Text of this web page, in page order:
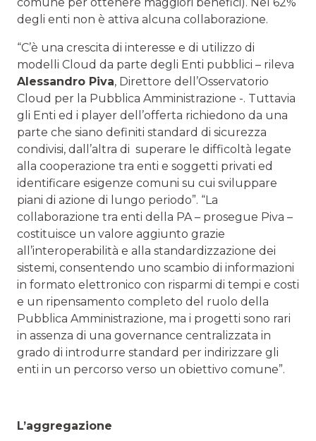
degli enti non è attiva alcuna collaborazione.
“C’è una crescita di interesse e di utilizzo di
modelli Cloud da parte degli Enti pubblici – rileva
Alessandro Piva, Direttore dell’Osservatorio
Cloud per la Pubblica Amministrazione -. Tuttavia
gli Enti ed i player dell’offerta richiedono da una
parte che siano definiti standard di sicurezza
condivisi, dall’altra di superare le difficoltà legate
alla cooperazione tra enti e soggetti privati ed
identificare esigenze comuni su cui sviluppare
piani di azione di lungo periodo”. “La
collaborazione tra enti della PA – prosegue Piva –
costituisce un valore aggiunto grazie
all’interoperabilità e alla standardizzazione dei
sistemi, consentendo uno scambio di informazioni
in formato elettronico con risparmi di tempi e costi
e un ripensamento completo del ruolo della
Pubblica Amministrazione, ma i progetti sono rari
in assenza di una governance centralizzata in
grado di introdurre standard per indirizzare gli
enti in un percorso verso un obiettivo comune”.
L’aggregazione